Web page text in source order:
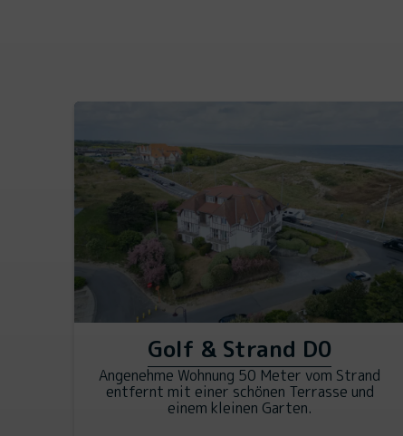
Golf & Strand D0
Angenehme Wohnung 50 Meter vom Strand
entfernt mit einer schönen Terrasse und
einem kleinen Garten.